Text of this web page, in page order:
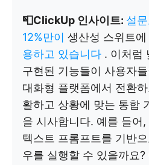
📮ClickUp 인사이트: 설
12%만이 생산성 스위트
용하고 있습니다 . 이처럼
구현된 기능들이 사용자
대화형 플랫폼에서 전환
활하고 상황에 맞는 통합
을 시사합니다. 예를 들어
텍스트 프롬프트를 기반
우를 실행할 수 있을까요?